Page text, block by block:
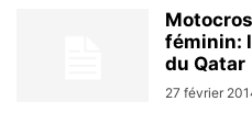
féminin:
du Qatar
27 février